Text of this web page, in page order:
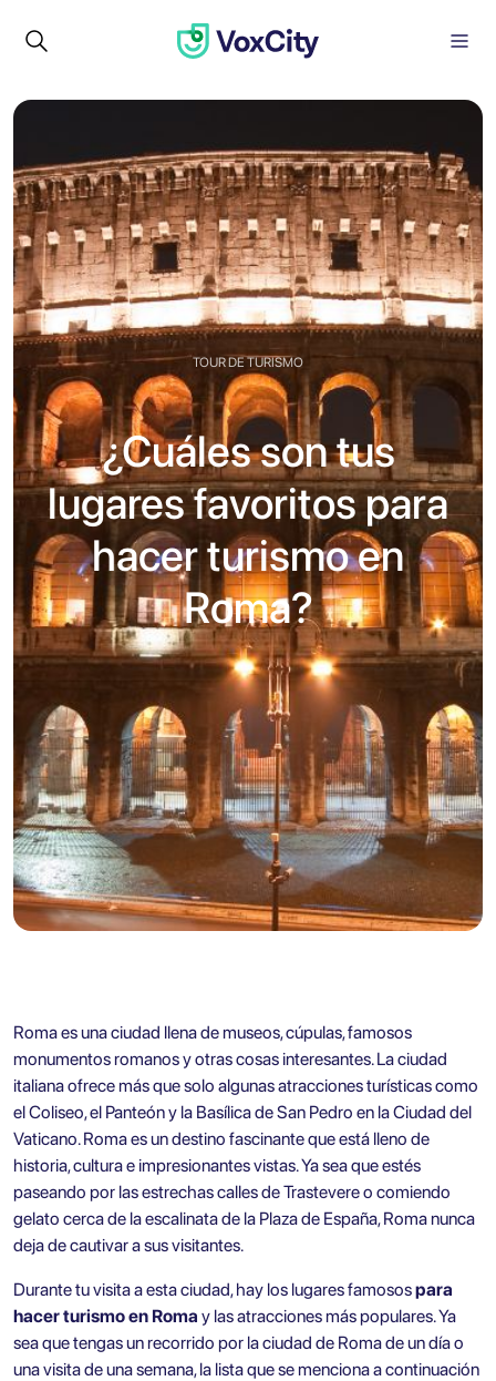
TOUR DE TURISMO
¿Cuáles son tus
lugares favoritos para
hacer turismo en
Roma?
Roma es una ciudad llena de museos, cúpulas, famosos
monumentos romanos y otras cosas interesantes. La ciudad
italiana ofrece más que solo algunas atracciones turísticas como
el Coliseo, el Panteón y la Basílica de San Pedro en la Ciudad del
Vaticano. Roma es un destino fascinante que está lleno de
historia, cultura e impresionantes vistas. Ya sea que estés
paseando por las estrechas calles de Trastevere o comiendo
gelato cerca de la escalinata de la Plaza de España, Roma nunca
deja de cautivar a sus visitantes.
Durante tu visita a esta ciudad, hay los lugares famosospara
hacer turismo en Roma y las atracciones más populares. Ya
sea que tengas un recorrido por la ciudad de Roma de un día o
una visita de una semana, la lista que se menciona a continuación